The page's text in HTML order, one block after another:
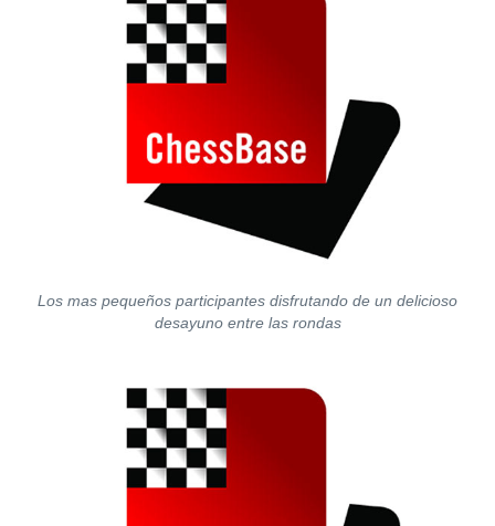
Los mas pequeños participantes disfrutando de un delicioso
desayuno entre las rondas